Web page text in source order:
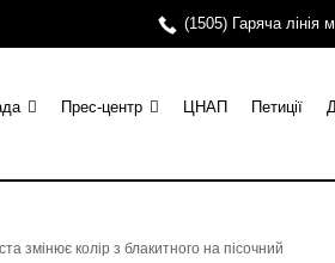
(1505) Гаряча лінія
Прес-центр ЦНАП Петиції
змінює колір з блакитного на пісочний